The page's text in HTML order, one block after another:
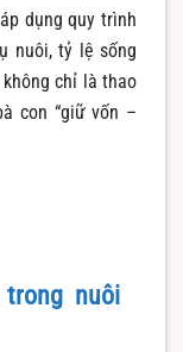
dụng quy trình
nuôi, tỷ lệ sống
chỉ là thao
con “giữ vốn –
nuôi